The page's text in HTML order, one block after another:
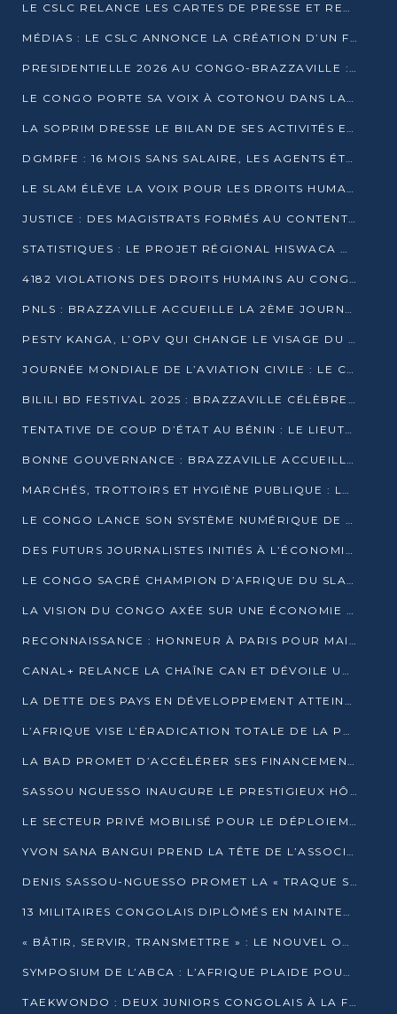
LE CSLC RELANCE LES CARTES DE PRESSE ET RECONNAÎT OFFICIELLEMENT LES MÉDIAS EN LIGNE
MÉDIAS : LE CSLC ANNONCE LA CRÉATION D’UN FONDS D’APPUI À LA PRESSE
PRESIDENTIELLE 2026 AU CONGO-BRAZZAVILLE : UN CASTING ÉLARGI
LE CONGO PORTE SA VOIX À COTONOU DANS LA LUTTE CONTRE LA TUBERCULOSE
LA SOPRIM DRESSE LE BILAN DE SES ACTIVITÉS ET FIXE DE NOUVELLES PRIORITÉS
DGMRFE : 16 MOIS SANS SALAIRE, LES AGENTS ÉTOUFFENT DANS LE SILENCE
LE SLAM ÉLÈVE LA VOIX POUR LES DROITS HUMAINS À BRAZZAVILLE
JUSTICE : DES MAGISTRATS FORMÉS AU CONTENTIEUX DE LA PROPRIÉTÉ INTELLECTUELLE
STATISTIQUES : LE PROJET RÉGIONAL HISWACA OFFICIELLEMENT LANCÉ AU CONGO
4182 VIOLATIONS DES DROITS HUMAINS AU CONGO EN 2025 SELON LE CAD
PNLS : BRAZZAVILLE ACCUEILLE LA 2ÈME JOURNÉE SCIENTIFIQUE SUR LE VIH/SIDA
PESTY KANGA, L’OPV QUI CHANGE LE VISAGE DU REPORTAGE AU CONGO
JOURNÉE MONDIALE DE L’AVIATION CIVILE : LE CONGO MISE SUR L’INNOVATION ET LA SÉCURITÉ
BILILI BD FESTIVAL 2025 : BRAZZAVILLE CÉLÈBRE DIX ANS DE CRÉATION GRAPHIQUE AFRICAINE
TENTATIVE DE COUP D’ÉTAT AU BÉNIN : LE LIEUTENANT-COLONEL TIGRI S’AUTOPROCLAME CHEF D’UN COMITÉ MILITAIRE
BONNE GOUVERNANCE : BRAZZAVILLE ACCUEILLE LES PREMIÈRES JOURNÉES CONGOLAISES DE L’ÉVALUATION
MARCHÉS, TROTTOIRS ET HYGIÈNE PUBLIQUE : LE GOUVERNEMENT DURCIT LE TON
LE CONGO LANCE SON SYSTÈME NUMÉRIQUE DE VÉRIFICATION DU BOIS
DES FUTURS JOURNALISTES INITIÉS À L’ÉCONOMIE BLEUE DURABLE
LE CONGO SACRÉ CHAMPION D’AFRIQUE DU SLAM 2025
LA VISION DU CONGO AXÉE SUR UNE ÉCONOMIE BAS CARBONE AU RENDEZ-VOUS DE MONACO 2025
RECONNAISSANCE : HONNEUR À PARIS POUR MAIXENT RAOUL OMINGA
CANAL+ RELANCE LA CHAÎNE CAN ET DÉVOILE UNE OFFRE EXCEPTIONNELLE POUR DÉCEMBRE
LA DETTE DES PAYS EN DÉVELOPPEMENT ATTEINT UN SOMMET HISTORIQUE ENTRE 2022 ET 2024
L’AFRIQUE VISE L’ÉRADICATION TOTALE DE LA POLIOMYÉLITE D’ICI 2026
LA BAD PROMET D’ACCÉLÉRER SES FINANCEMENTS AVEC LE MINISTÈRE DE L’ASSAINISSEMENT
SASSOU NGUESSO INAUGURE LE PRESTIGIEUX HÔTEL KEMPINSKI BRAZZAVILLE
LE SECTEUR PRIVÉ MOBILISÉ POUR LE DÉPLOIEMENT DE 19 MINI-CENTRALES SOLAIRES
YVON SANA BANGUI PREND LA TÊTE DE L’ASSOCIATION DES BANQUES CENTRALES AFRICAINES
DENIS SASSOU-NGUESSO PROMET LA « TRAQUE SANS RELÂCHE » DU GRAND BANDITISME
13 MILITAIRES CONGOLAIS DIPLÔMÉS EN MAINTENANCE INDUSTRIELLE APRÈS TROIS ANS DE FORMATION À L’UNIVERSITÉ MARIEN-NGOUABI
« BÂTIR, SERVIR, TRANSMETTRE » : LE NOUVEL OUVRAGE QUI INTERPELLE LES COLLECTIVITÉS
SYMPOSIUM DE L’ABCA : L’AFRIQUE PLAIDE POUR UN FINANCEMENT CLIMATIQUE ÉQUITABLE
TAEKWONDO : DEUX JUNIORS CONGOLAIS À LA FINALE D’OPEN SYRIES 2025 À ABIDJAN